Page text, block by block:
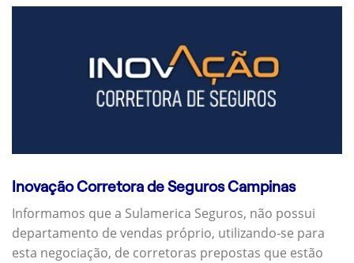
Inovação Corretora de Seguros Campinas
Informamos que a Sulamerica Seguros, não possui
departamento de vendas próprio, utilizando-se para
esta negociação, de corretoras prepostas que estão